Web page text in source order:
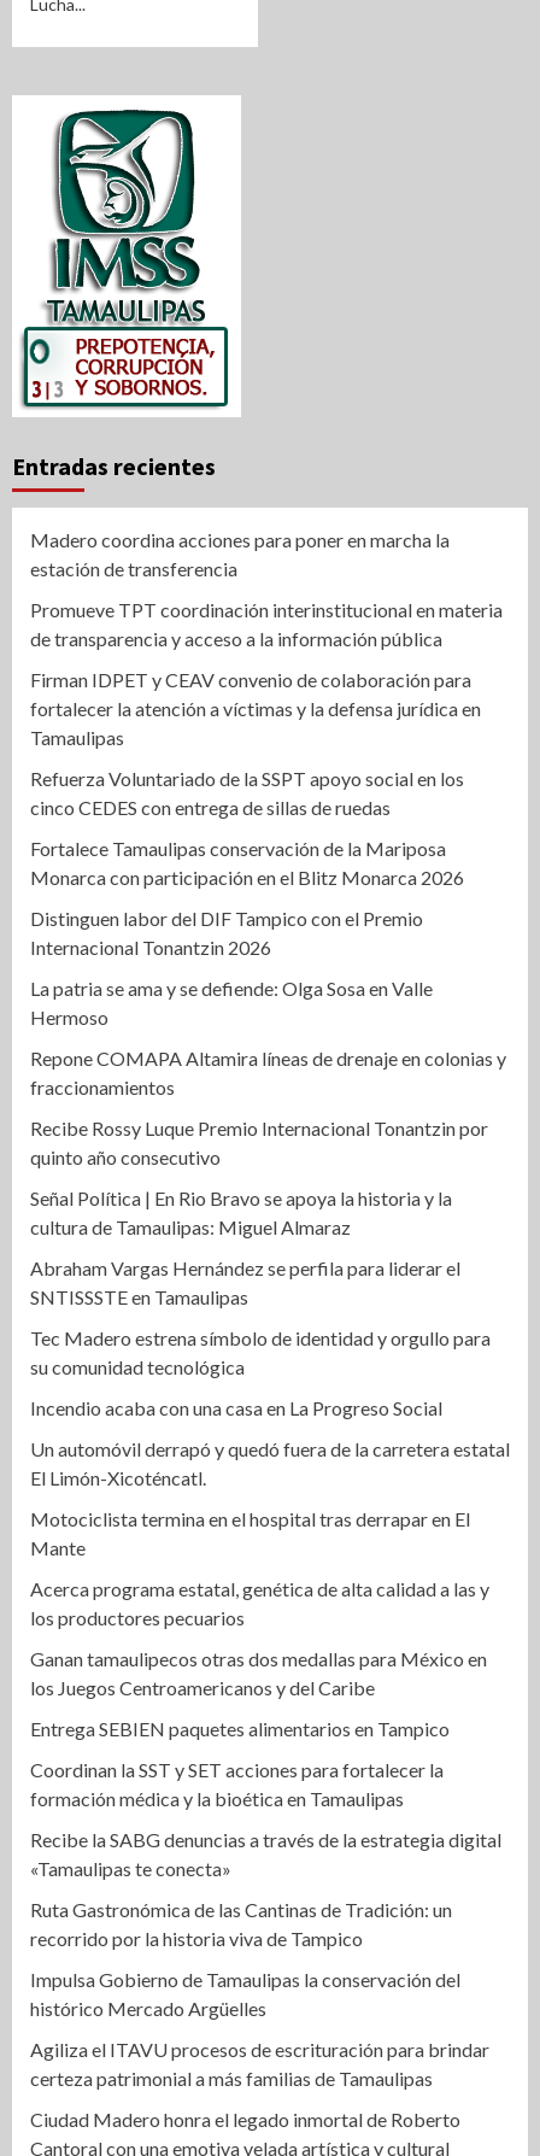
Lucha...
Entradas recientes
Madero coordina acciones para poner en marcha la
estación de transferencia
Promueve TPT coordinación interinstitucional en materia
de transparencia y acceso a la información pública
Firman IDPET y CEAV convenio de colaboración para
fortalecer la atención a víctimas y la defensa jurídica en
Tamaulipas
Refuerza Voluntariado de la SSPT apoyo social en los
cinco CEDES con entrega de sillas de ruedas
Fortalece Tamaulipas conservación de la Mariposa
Monarca con participación en el Blitz Monarca 2026
Distinguen labor del DIF Tampico con el Premio
Internacional Tonantzin 2026
La patria se ama y se defiende: Olga Sosa en Valle
Hermoso
Repone COMAPA Altamira líneas de drenaje en colonias y
fraccionamientos
Recibe Rossy Luque Premio Internacional Tonantzin por
quinto año consecutivo
Señal Política | En Rio Bravo se apoya la historia y la
cultura de Tamaulipas: Miguel Almaraz
Abraham Vargas Hernández se perfila para liderar el
SNTISSSTE en Tamaulipas
Tec Madero estrena símbolo de identidad y orgullo para
su comunidad tecnológica
Incendio acaba con una casa en La Progreso Social
Un automóvil derrapó y quedó fuera de la carretera estatal
El Limón-Xicoténcatl.
Motociclista termina en el hospital tras derrapar en El
Mante
Acerca programa estatal, genética de alta calidad a las y
los productores pecuarios
Ganan tamaulipecos otras dos medallas para México en
los Juegos Centroamericanos y del Caribe
Entrega SEBIEN paquetes alimentarios en Tampico
Coordinan la SST y SET acciones para fortalecer la
formación médica y la bioética en Tamaulipas
Recibe la SABG denuncias a través de la estrategia digital
«Tamaulipas te conecta»
Ruta Gastronómica de las Cantinas de Tradición: un
recorrido por la historia viva de Tampico
Impulsa Gobierno de Tamaulipas la conservación del
histórico Mercado Argüelles
Agiliza el ITAVU procesos de escrituración para brindar
certeza patrimonial a más familias de Tamaulipas
Ciudad Madero honra el legado inmortal de Roberto
Cantoral con una emotiva velada artística y cultural